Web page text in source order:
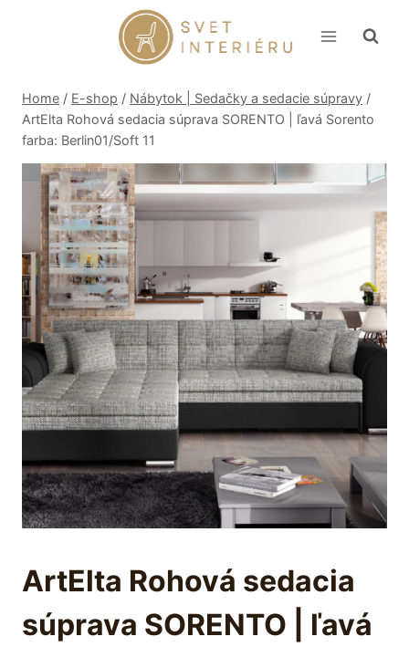
Home / E-shop / Nábytok | Sedačky a sedacie súpravy /
ArtElta Rohová sedacia súprava SORENTO | ľavá Sorento
farba: Berlin01/Soft 11
ArtElta Rohová sedacia
súprava SORENTO | ľavá